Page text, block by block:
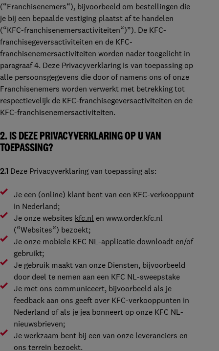
(“Franchisenemers“), bijvoorbeeld om bestellingen die
je bij een bepaalde vestiging plaatst af te handelen
(“KFC-franchisenemersactiviteiten“)”). De KFC-
franchisegeversactiviteiten en de KFC-
franchisenemersactiviteiten worden nader toegelicht in
paragraaf 4. Deze Privacyverklaring is van toepassing op
alle persoonsgegevens die door of namens ons of onze
Franchisenemers worden verwerkt met betrekking tot
respectievelijk de KFC-franchisegeversactiviteiten en de
KFC-franchisenemersactiviteiten.
2. IS DEZE PRIVACYVERKLARING OP U VAN
TOEPASSING?
2.1 Deze Privacyverklaring van toepassing als:
Je een (online) klant bent van een KFC-verkooppunt
in Nederland;
Je onze websites kfc.nl en www.order.kfc.nl
(“Websites“) bezoekt;
Je onze mobiele KFC NL-applicatie downloadt en/of
gebruikt;
Je gebruik maakt van onze Diensten, bijvoorbeeld
door deel te nemen aan een KFC NL-sweepstake
Je met ons communiceert, bijvoorbeeld als je
feedback aan ons geeft over KFC-verkooppunten in
Nederland of als je jea bonneert op onze KFC NL-
nieuwsbrieven;
Je werkzaam bent bij een van onze leveranciers en
ons terrein bezoekt.